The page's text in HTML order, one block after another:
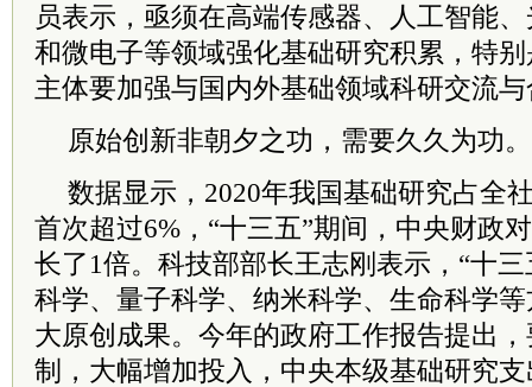
员表示，亟须在高端传感器、人工智能
和微电子等领域强化基础研究积累，特
主体要加强与国内外基础领域科研交流
原始创新非朝夕之功，需要久久为功。
数据显示，2020年我国基础研究占全
首次超过6%，“十三五”期间，中央财政
长了1倍。科技部部长王志刚表示，“十
科学、量子科学、纳米科学、生命科学
大原创成果。今年的政府工作报告提出
制，大幅增加投入，中央本级基础研究